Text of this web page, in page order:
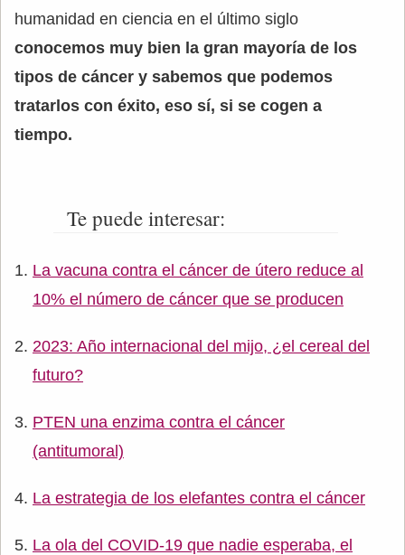
humanidad en ciencia en el último siglo
conocemos muy bien la gran mayoría de los
tipos de cáncer y sabemos que podemos
tratarlos con éxito, eso sí, si se cogen a
tiempo.
Te puede interesar:
La vacuna contra el cáncer de útero reduce al
10% el número de cáncer que se producen
2023: Año internacional del mijo, ¿el cereal del
futuro?
PTEN una enzima contra el cáncer
(antitumoral)
La estrategia de los elefantes contra el cáncer
La ola del COVID-19 que nadie esperaba, el